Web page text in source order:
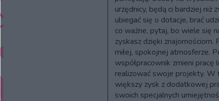
urzędnicy, będą ci bardziej niż
ubiegać się o dotacje, brać
co ważne, pytaj, bo wiele się
zyskasz dzięki znajomościom.
miłej, spokojnej atmosferze.
współpracownik zmieni
realizować swoje projekty. W
większy zysk z dodatkowej
swoich specjalnych